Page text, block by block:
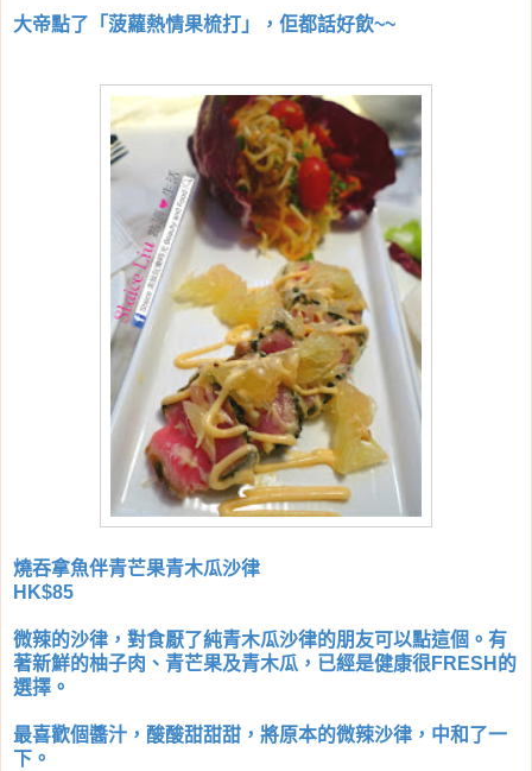
大帝點了「菠蘿熱情果梳打」，佢都話好飲~~
燒吞拿魚伴青芒果青木瓜沙律
HK$85
微辣的沙律，對食厭了純青木瓜沙律的朋友可以點這個。有
著新鮮的柚子肉、青芒果及青木瓜，已經是健康很FRESH的
選擇。
最喜歡個醬汁，酸酸甜甜甜，將原本的微辣沙律，中和了一
下。